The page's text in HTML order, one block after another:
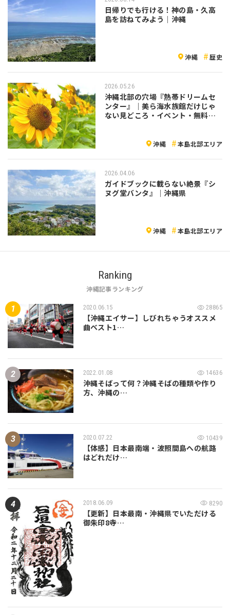
日帰りでも行ける！神の島・久高
島を訪ねてみよう｜沖縄
沖縄 歴史
2026.05.26
沖縄北部の穴場『熱帯ドリームセ
ンター』｜美ら海水族館だけじゃ
ない見どころ・イベント・無料入
沖縄 本島北部エリア
2026.04.06
ガイドブックに載らない絶景『シ
ヌグ堂バンタ』｜沖縄県
沖縄 本島北部エリア
Ranking
沖縄記事ランキング
2020.06.15 28865
【沖縄エイサー】しびれちゃうオススメ
曲ベスト1…
2022.01.08 14636
沖縄そばって何？沖縄そばの種類や作り
方、沖縄の…
2020.07.22 10439
【体感】日本最南端・波照間島への航路
はどれだけ…
2018.06.09 8290
【更新】日本最南・沖縄県でいただける
御朱印8寺…